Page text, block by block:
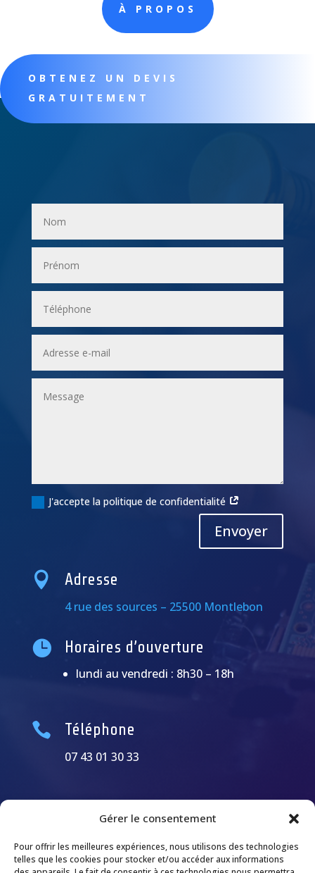
Gérer le consentement
Pour offrir les meilleures expériences, nous utilisons des technologies
telles que les cookies pour stocker et/ou accéder aux informations
À PROPOS
OBTENEZ UN DEVIS
GRATUITEMENT
J'accepte la politique de confidentialité
Envoyer
 Adresse
4 rue des sources – 25500 Montlebon
 Horaires d’ouverture
lundi au vendredi : 8h30 – 18h
 Téléphone
07 43 01 30 33